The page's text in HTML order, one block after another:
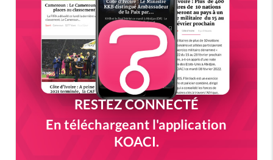
RESTEZ CONNECTÉ
En téléchargeant l'application
KOACI.